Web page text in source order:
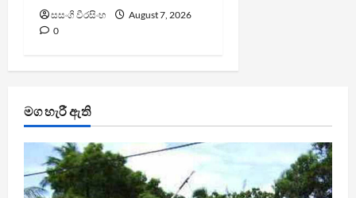
සසංගි වීරසිංහ
August 7, 2026
0
මග හැරී ඇති